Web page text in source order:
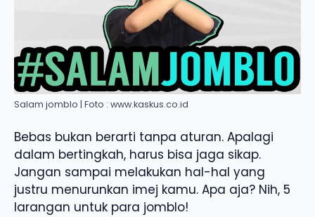
Salam jomblo | Foto : www.kaskus.co.id
Bebas bukan berarti tanpa aturan. Apalagi
dalam bertingkah, harus bisa jaga sikap.
Jangan sampai melakukan hal-hal yang
justru menurunkan imej kamu. Apa aja? Nih, 5
larangan untuk para jomblo!